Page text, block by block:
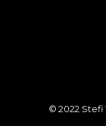
© 2022 Stefi